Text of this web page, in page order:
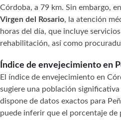
Córdoba, a 79 km. Sin embargo,
Virgen del Rosario, la atención
horas del día, que incluye
rehabilitación, así como
Índice de envejecimiento en
El índice de envejecimiento en
sugiere una población
dispone de datos exactos para
puede inferir que el porcentaje de